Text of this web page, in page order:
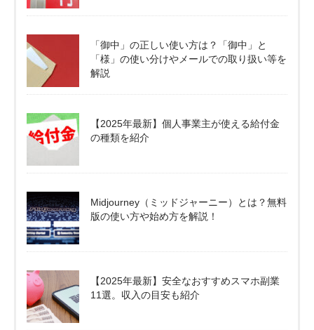
「御中」の正しい使い方は？「御中」と
「様」の使い分けやメールでの取り扱い等を
解説
【2025年最新】個人事業主が使える給付金
の種類を紹介
Midjourney（ミッドジャーニー）とは？無料
版の使い方や始め方を解説！
【2025年最新】安全なおすすめスマホ副業
11選。収入の目安も紹介